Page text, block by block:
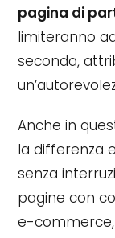
pagina di
limiteranno
seconda,
Anche in
la differenza
senza
pagine con
e-